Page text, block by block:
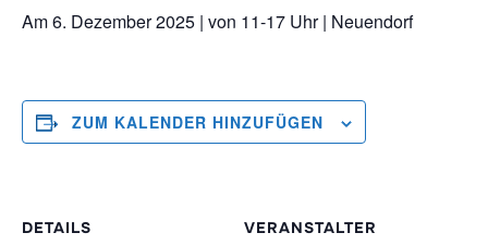
Am 6. Dezember 2025 | von 11-17 Uhr | Neuendorf
ZUM KALENDER HINZUFÜGEN
DETAILS VERANSTALTER